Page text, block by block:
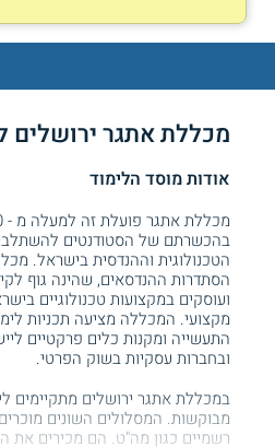
מכללת אתגר ירושלים
אודות מוסד הלימוד
בהכשרתם של הסטודנטים
הטכנולוגית וההנדסית בישראל.
הסתדרות ההנדסאים, שהינה גוף
ועוסקים במקצועות טכנולוגיים
מקצועי. המכללה מציעה תכניות
התעשייה ומקנות כלים פרקטיים
ובחברות עסקיות בשוק הפרטי.
במכללת אתגר ירושלים מתקיימים
מבוקשות. המסלולים השונים
רשמיים כגון מה"ט. הם מכירים